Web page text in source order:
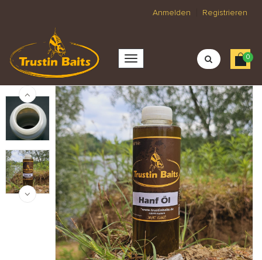
Anmelden Registrieren
0